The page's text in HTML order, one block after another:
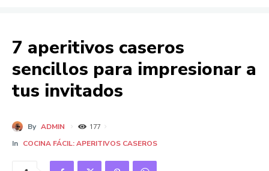
7 aperitivos caseros
sencillos para impresionar a
tus invitados
By ADMIN 177
In COCINA FÁCIL: APERITIVOS CASEROS